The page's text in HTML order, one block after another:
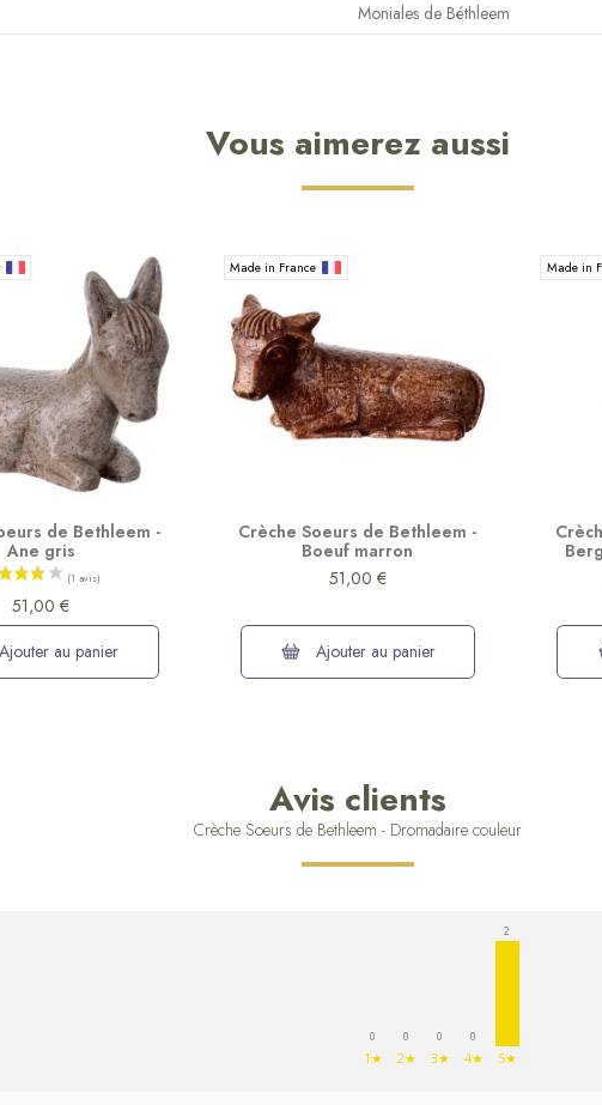
Moniales de Béthleem
Vous aimerez aussi
de Bethleem -
Ane gris
51,00 €
Ajouter au panier
Made in France
Crèche Soeurs de Bethleem -
Boeuf marron
51,00 €
Ajouter au panier
Made in
Avis clients
Crèche Soeurs de Bethleem - Dromadaire couleur
0
1★
0
2★
0
3★
0
4★
2
5★